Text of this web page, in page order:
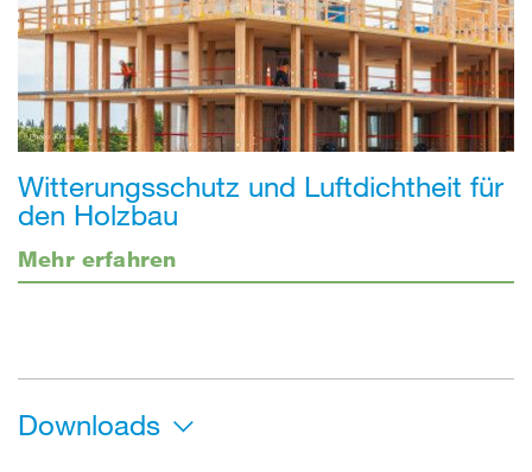
Witterungsschutz und Luftdichtheit für
den Holzbau
Mehr erfahren
Downloads